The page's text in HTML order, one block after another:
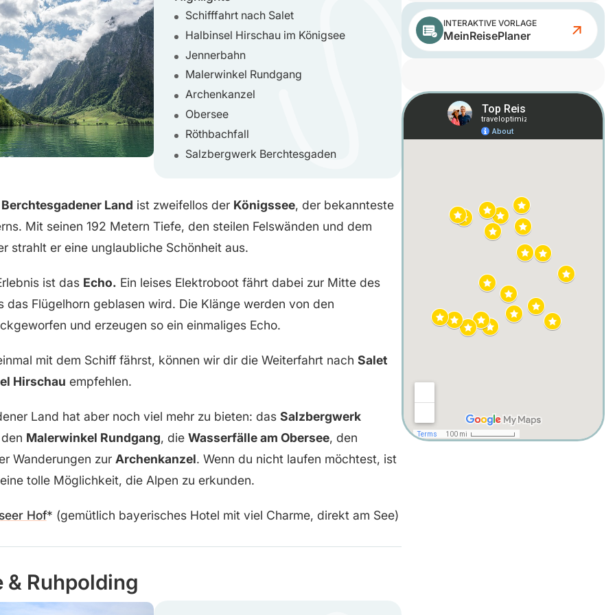
Schifffahrt nach Salet
Halbinsel Hirschau im Königsee
Jennerbahn
Malerwinkel Rundgang
Archenkanzel
Obersee
Röthbachfall
Salzbergwerk Berchtesgaden
Berchtesgadener Land ist zweifellos der Königssee, der bekannteste
Mit seinen 192 Metern Tiefe, den steilen Felswänden und dem
strahlt er eine unglaubliche Schönheit aus.
ist das Echo. Ein leises Elektroboot fährt dabei zur Mitte des
das Flügelhorn geblasen wird. Die Klänge werden von den
und erzeugen so ein einmaliges Echo.
mit dem Schiff fährst, können wir dir die Weiterfahrt nach Salet
Hirschau empfehlen.
Land hat aber noch viel mehr zu bieten: das Salzbergwerk
Malerwinkel Rundgang, die Wasserfälle am Obersee, den
Wanderungen zur Archenkanzel. Wenn du nicht laufen möchtest, ist
tolle Möglichkeit, die Alpen zu erkunden.
Hof (gemütlich bayerisches Hotel mit viel Charme, direkt am See)
& Ruhpolding
INTERAKTIVE VORLAGE
MeinReisePlaner